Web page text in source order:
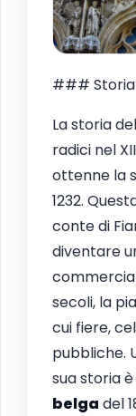
### Storia
La storia del
radici nel
ottenne la
1232.
conte di
diventare
secoli, la
cui fiere,
pubbliche.
sua storia
belga del